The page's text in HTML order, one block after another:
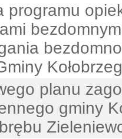
programu
planu
gminy